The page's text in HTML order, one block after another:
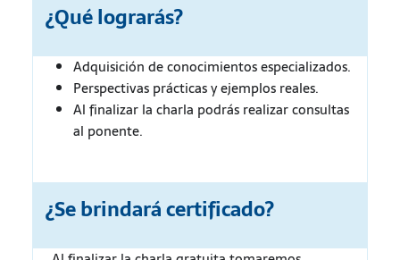
¿Qué lograrás?
Adquisición de conocimientos especializados.
Perspectivas prácticas y ejemplos reales.
Al finalizar la charla podrás realizar consultas
al ponente.
¿Se brindará certificado?